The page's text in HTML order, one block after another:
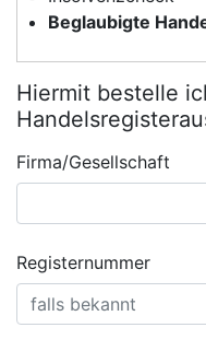
Beglaubigte
Hiermit bestelle
Firma/Gesellschaft
Registernummer